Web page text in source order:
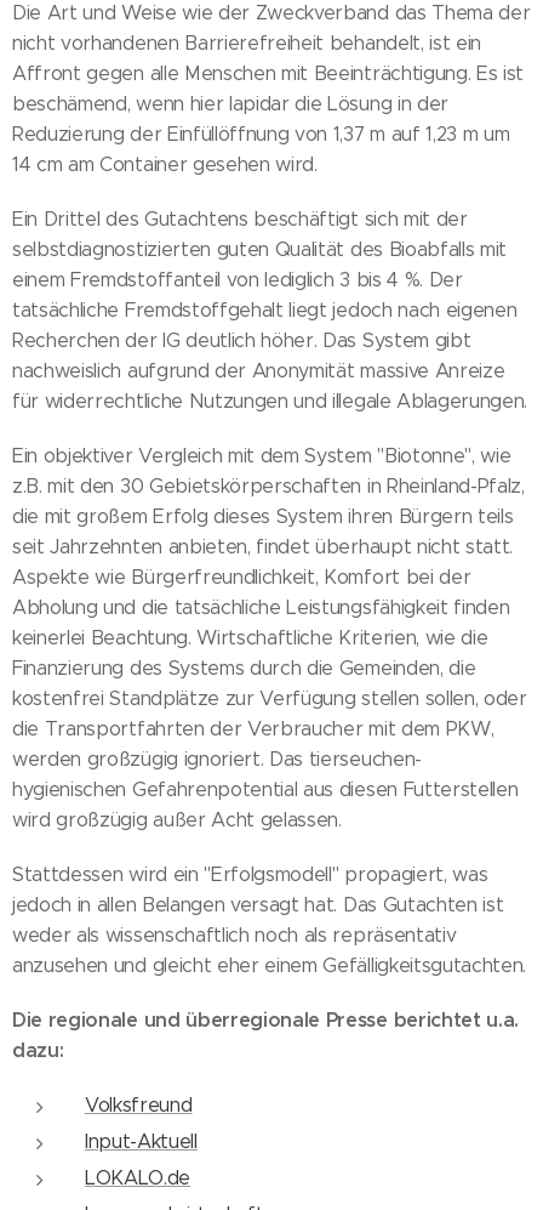
Die Art und Weise wie der Zweckverband das Thema der
nicht vorhandenen Barrierefreiheit behandelt, ist ein
Affront gegen alle Menschen mit Beeinträchtigung. Es ist
beschämend, wenn hier lapidar die Lösung in der
Reduzierung der Einfüllöffnung von 1,37 m auf 1,23 m um
14 cm am Container gesehen wird.
Ein Drittel des Gutachtens beschäftigt sich mit der
selbstdiagnostizierten guten Qualität des Bioabfalls mit
einem Fremdstoffanteil von lediglich 3 bis 4 %. Der
tatsächliche Fremdstoffgehalt liegt jedoch nach eigenen
Recherchen der IG deutlich höher. Das System gibt
nachweislich aufgrund der Anonymität massive Anreize
für widerrechtliche Nutzungen und illegale Ablagerungen.
Ein objektiver Vergleich mit dem System "Biotonne", wie
z.B. mit den 30 Gebietskörperschaften in Rheinland-Pfalz,
die mit großem Erfolg dieses System ihren Bürgern teils
seit Jahrzehnten anbieten, findet überhaupt nicht statt.
Aspekte wie Bürgerfreundlichkeit, Komfort bei der
Abholung und die tatsächliche Leistungsfähigkeit finden
keinerlei Beachtung. Wirtschaftliche Kriterien, wie die
Finanzierung des Systems durch die Gemeinden, die
kostenfrei Standplätze zur Verfügung stellen sollen, oder
die Transportfahrten der Verbraucher mit dem PKW,
werden großzügig ignoriert. Das tierseuchen-
hygienischen Gefahrenpotential aus diesen Futterstellen
wird großzügig außer Acht gelassen.
Stattdessen wird ein "Erfolgsmodell" propagiert, was
jedoch in allen Belangen versagt hat. Das Gutachten ist
weder als wissenschaftlich noch als repräsentativ
anzusehen und gleicht eher einem Gefälligkeitsgutachten.
Die regionale und überregionale Presse berichtet u.a.
dazu:
Volksfreund
Input-Aktuell
LOKALO.de